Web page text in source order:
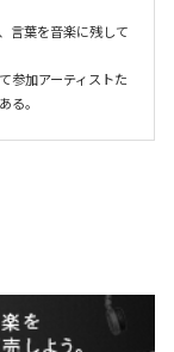
言葉を音楽に残して
参加アーティストた
る。